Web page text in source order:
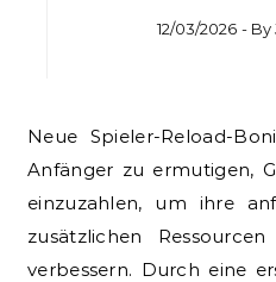
12/03/2026 - By
Neue Spieler-Reload-Boni sind darauf ausgelegt,
Anfänger zu ermutigen,
einzuzahlen, um ihre
zusätzlichen
verbessern. Durch eine